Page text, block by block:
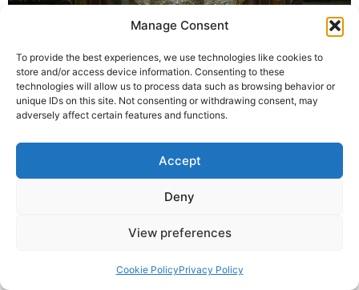
Manage Consent
To provide the best experiences, we use technologies like cookies to
store and/or access device information. Consenting to these
technologies will allow us to process data such as browsing behavior or
unique IDs on this site. Not consenting or withdrawing consent, may
adversely affect certain features and functions.
Accept
Deny
View preferences
Cookie PolicyPrivacy Policy
विघ्नहर्ता अवॉर्ड का जन्म कैसे हुआ | कृष्णा गुरुजी की आत्मकथा” के लिए
बनाई गई है। इसमें गणेश आरती से प्रेरित विघ्नहर्ता अवॉर्ड की आध्यात्मिक
यात्रा को दर्शाया गया है, जो नेत्रदान, कुष्ठ रोग सेवा, निर्धन शिक्षा और
मानवता की सेवा को समर्पित है।
© 2025 Krishna Guruji |Privacy Policy